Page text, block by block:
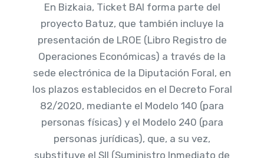
En Bizkaia, Ticket BAI forma parte del
proyecto Batuz, que también incluye la
presentación de LROE (Libro Registro de
Operaciones Económicas) a través de la
sede electrónica de la Diputación Foral, en
los plazos establecidos en el Decreto Foral
82/2020, mediante el Modelo 140 (para
personas físicas) y el Modelo 240 (para
personas jurídicas), que, a su vez,
substituye el SII (Suministro Inmediato de